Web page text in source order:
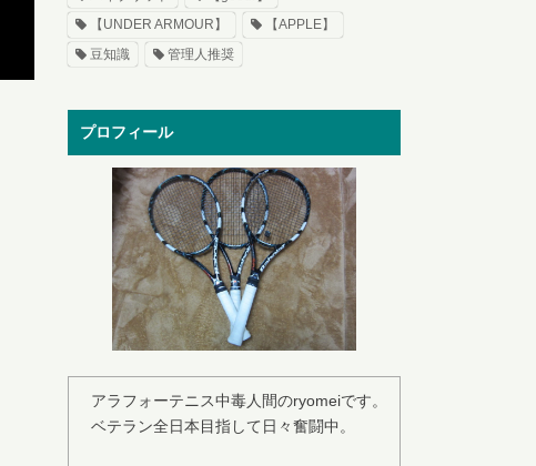
【UNDER ARMOUR】
【APPLE】
豆知識
管理人推奨
プロフィール
アラフォーテニス中毒人間のryomeiです。
ベテラン全日本目指して日々奮闘中。